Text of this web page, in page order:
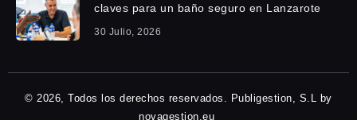
claves para un baño seguro en Lanzarote
30 Julio, 2026
© 2026, Todos los derechos reservados. Publigestion, S.L by
novagestion.eu